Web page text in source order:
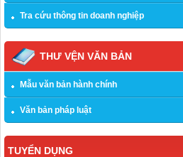
Tra cứu thông tin doanh nghiệp
THƯ VỆN VĂN BẢN
Mẫu văn bản hành chính
Văn bản pháp luật
TUYỂN DỤNG